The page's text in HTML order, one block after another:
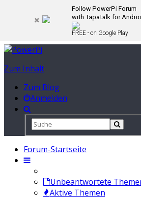
Follow PowerPi Forum
with Tapatalk for
FREE - on Google Play
Zum Inhalt
Zum Blog
Anmelden
Forum-Startseite
Unbeantwortete
Aktive Themen